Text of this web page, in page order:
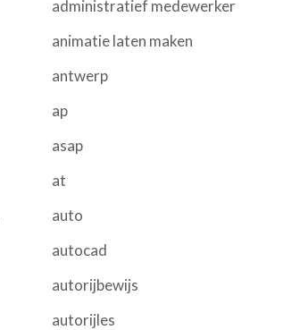
administratief medewerker
animatie laten maken
antwerp
ap
asap
at
auto
autocad
autorijbewijs
autorijles